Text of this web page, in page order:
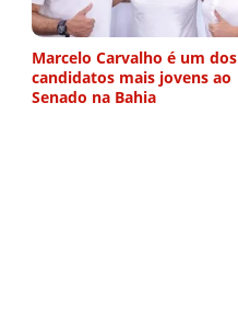
Marcelo Carvalho é um dos
candidatos mais jovens ao
Senado na Bahia